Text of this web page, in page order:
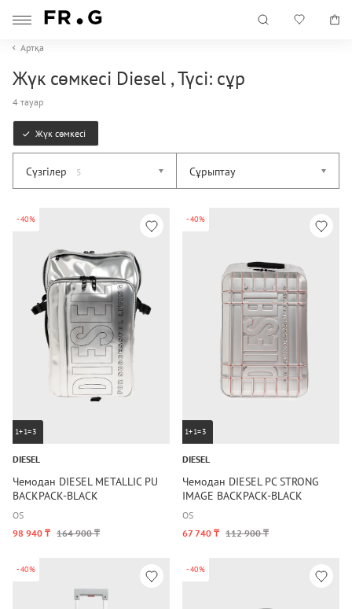
Артқа
Жүк сөмкесі Diesel , Түсі: сұр
4 тауар
Жүк сөмкесі
Сүзгілер 5 Сұрыптау
-40%
1+1=3
DIESEL
Чемодан DIESEL METALLIC PU
BACKPACK-BLACK
OS
98 940 ₸ 164 900 ₸
-40%
1+1=3
DIESEL
Чемодан DIESEL PC STRONG
IMAGE BACKPACK-BLACK
OS
67 740 ₸ 112 900 ₸
-40% -40%